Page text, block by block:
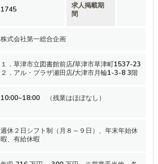
1745
求人掲載期
間
株式会社第一総合企画
１．草津市立図書館前店/草津市草津町1537-23
２．アル・プラザ瀬田店/大津市月輪1-3-8 3階
10:00~18:00 （残業はほぼなし）
週休２日シフト制（月８～９日）、年末年始休
暇、有給休暇